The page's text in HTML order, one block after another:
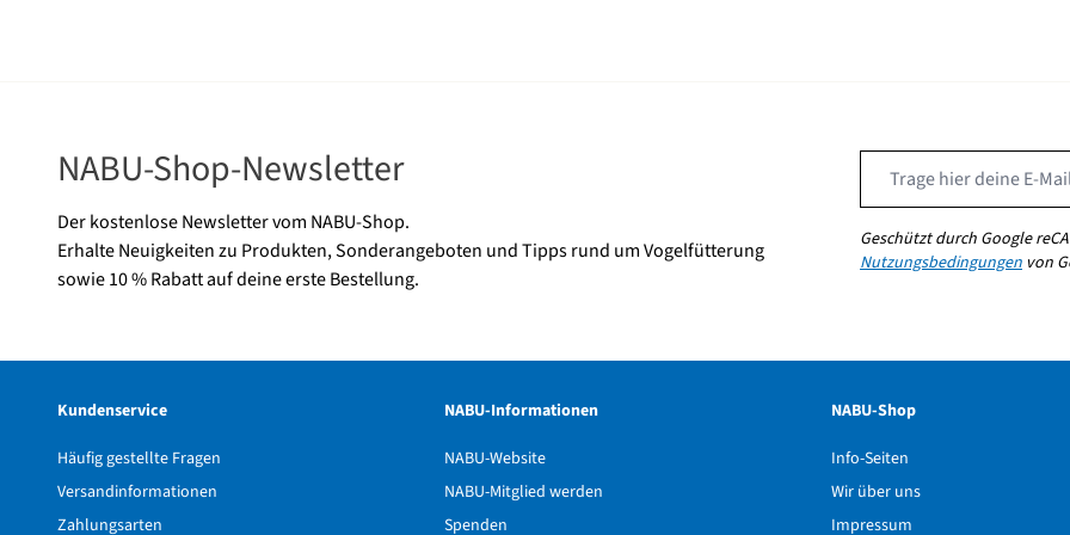
NABU-Shop-Newsletter
Der kostenlose Newsletter vom NABU-Shop.
Erhalte Neuigkeiten zu Produkten, Sonderangeboten und Tipps rund um Vogelfütterung
sowie 10 % Rabatt auf deine erste Bestellung.
Geschützt durch Google
Nutzungsbedingungen von
Kundenservice
Häufig gestellte Fragen
Versandinformationen
Zahlungsarten
NABU-Informationen
NABU-Website
NABU-Mitglied werden
Spenden
NABU-Shop
Info-Seiten
Wir über uns
Impressum